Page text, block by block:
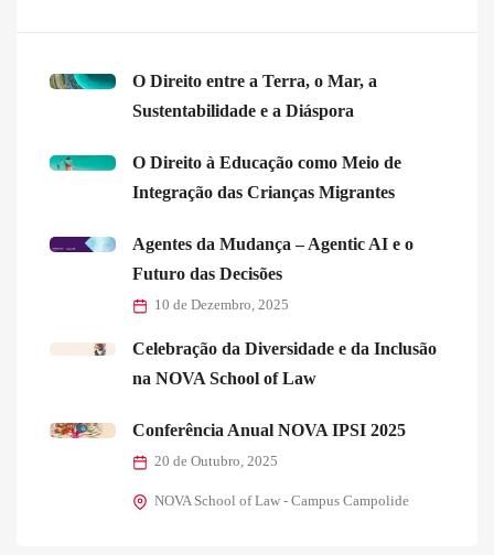
O Direito entre a Terra, o Mar, a
Sustentabilidade e a Diáspora
O Direito à Educação como Meio de
Integração das Crianças Migrantes
Agentes da Mudança – Agentic AI e o
Futuro das Decisões
10 de Dezembro, 2025
Celebração da Diversidade e da Inclusão
na NOVA School of Law
Conferência Anual NOVA IPSI 2025
20 de Outubro, 2025
NOVA School of Law - Campus Campolide